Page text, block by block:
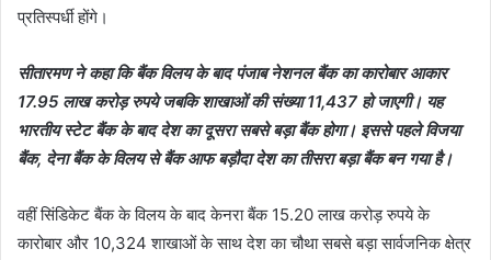
प्रतिस्पर्धी होंगे।
सीतारमण ने कहा कि बैंक विलय के बाद पंजाब नेशनल बैंक का कारोबार आकार
17.95 लाख करोड़ रुपये जबकि शाखाओं की संख्या 11,437 हो जाएगी। यह
भारतीय स्टेट बैंक के बाद देश का दूसरा सबसे बड़ा बैंक होगा। इससे पहले विजया
बैंक, देना बैंक के विलय से बैंक आफ बड़ौदा देश का तीसरा बड़ा बैंक बन गया है।
वहीं सिंडिकेट बैंक के विलय के बाद केनरा बैंक 15.20 लाख करोड़ रुपये के
कारोबार और 10,324 शाखाओं के साथ देश का चौथा सबसे बड़ा सार्वजनिक क्षेत्र